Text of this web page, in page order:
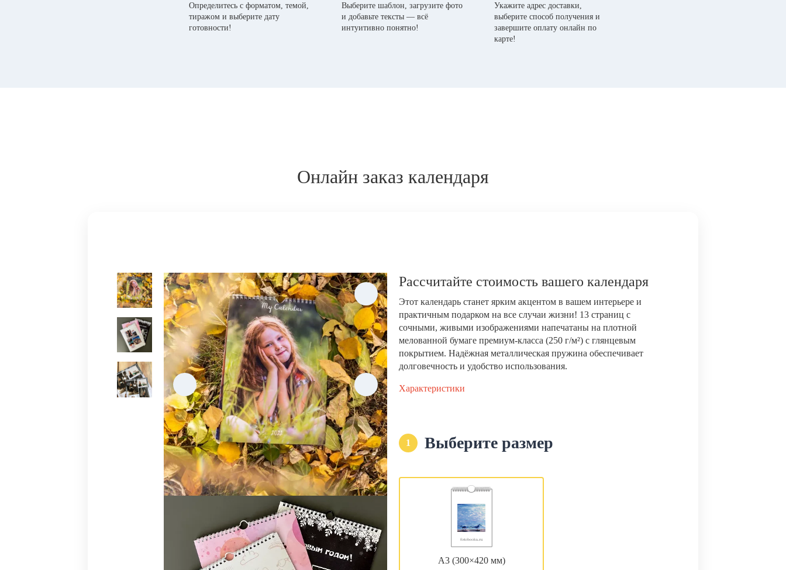
Определитесь с форматом, темой,
тиражом и выберите дату
готовности!
Выберите шаблон, загрузите фото
и добавьте тексты — всё
интуитивно понятно!
Укажите адрес доставки,
выберите способ получения и
завершите оплату онлайн по
карте!
Онлайн заказ календаря
Рассчитайте стоимость вашего календаря
Этот календарь станет ярким акцентом в вашем интерьере и
практичным подарком на все случаи жизни! 13 страниц с
сочными, живыми изображениями напечатаны на плотной
мелованной бумаге премиум-класса (250 г/м²) с глянцевым
покрытием. Надёжная металлическая пружина обеспечивает
долговечность и удобство использования.
Характеристики
1 Выберите размер
А3 (300×420 мм)